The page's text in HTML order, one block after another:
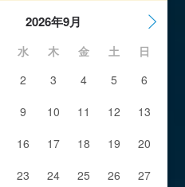
2026年9月
水 木 金 土
日
2 3 4 5
6
9 10 11 12
13
16 17 18 19
20
23 24 25 26
27